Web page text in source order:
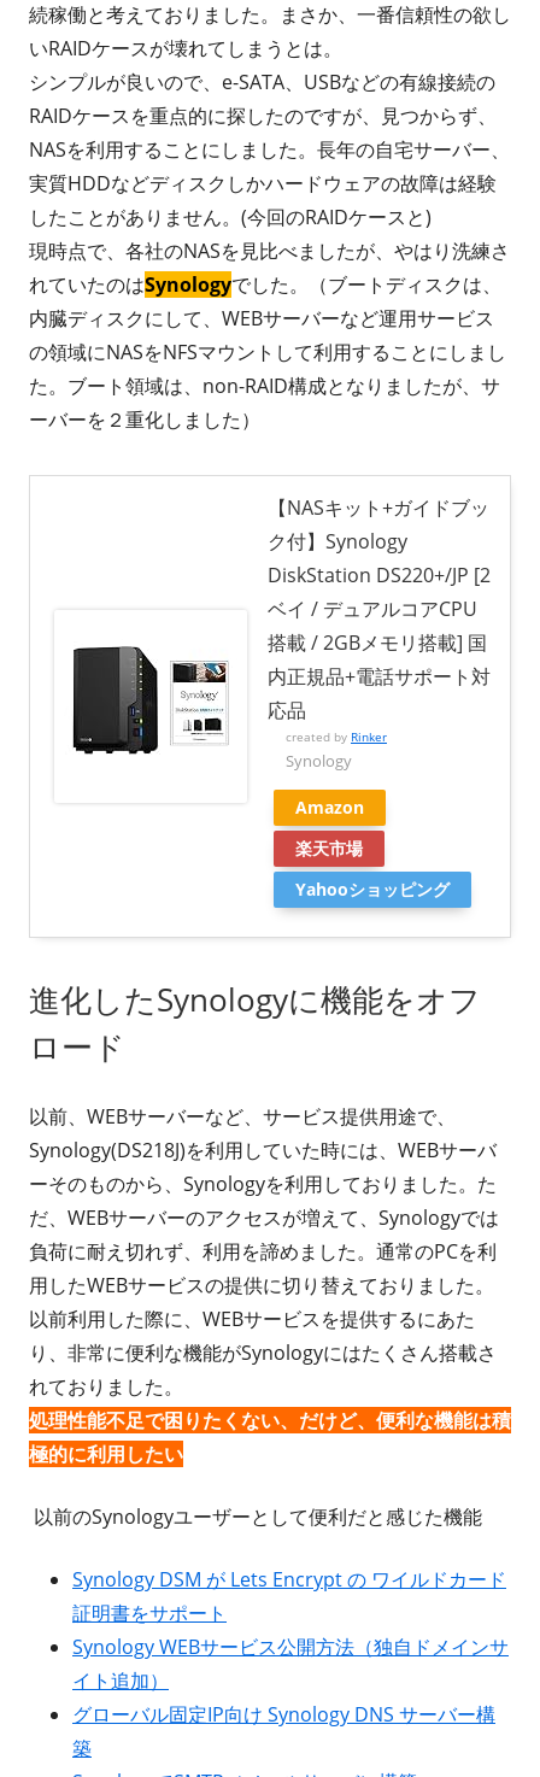
続稼働と考えておりました。まさか、一番信頼性の欲し
いRAIDケースが壊れてしまうとは。
シンプルが良いので、e-SATA、USBなどの有線接続の
RAIDケースを重点的に探したのですが、見つからず、
NASを利用することにしました。長年の自宅サーバー、
実質HDDなどディスクしかハードウェアの故障は経験
したことがありません。(今回のRAIDケースと)
現時点で、各社のNASを見比べましたが、やはり洗練さ
れていたのはSynologyでした。（ブートディスクは、
内臓ディスクにして、WEBサーバーなど運用サービス
の領域にNASをNFSマウントして利用することにしまし
た。ブート領域は、non-RAID構成となりましたが、サ
ーバーを２重化しました）
【NASキット+ガイドブッ
ク付】Synology
DiskStation DS220+/JP [2
ベイ / デュアルコアCPU
搭載 / 2GBメモリ搭載] 国
内正規品+電話サポート対
応品
created by Rinker
Synology
Amazon
楽天市場
Yahooショッピング
進化したSynologyに機能をオフ
ロード
以前、WEBサーバーなど、サービス提供用途で、
Synology(DS218J)を利用していた時には、WEBサーバ
ーそのものから、Synologyを利用しておりました。た
だ、WEBサーバーのアクセスが増えて、Synologyでは
負荷に耐え切れず、利用を諦めました。通常のPCを利
用したWEBサービスの提供に切り替えておりました。
以前利用した際に、WEBサービスを提供するにあた
り、非常に便利な機能がSynologyにはたくさん搭載さ
れておりました。
処理性能不足で困りたくない、だけど、便利な機能は積
極的に利用したい
以前のSynologyユーザーとして便利だと感じた機能
Synology DSM が Lets Encrypt の ワイルドカード
証明書をサポート
Synology WEBサービス公開方法（独自ドメインサ
イト追加）
グローバル固定IP向け Synology DNS サーバー構
築